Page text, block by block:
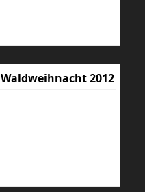
Waldweihnacht 2012